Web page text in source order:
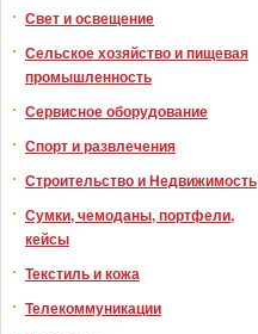
Свет и освещение
Сельское хозяйство и пищевая
промышленность
Сервисное оборудование
Спорт и развлечения
Строительство и Недвижимость
Сумки, чемоданы, портфели,
кейсы
Текстиль и кожа
Телекоммуникации